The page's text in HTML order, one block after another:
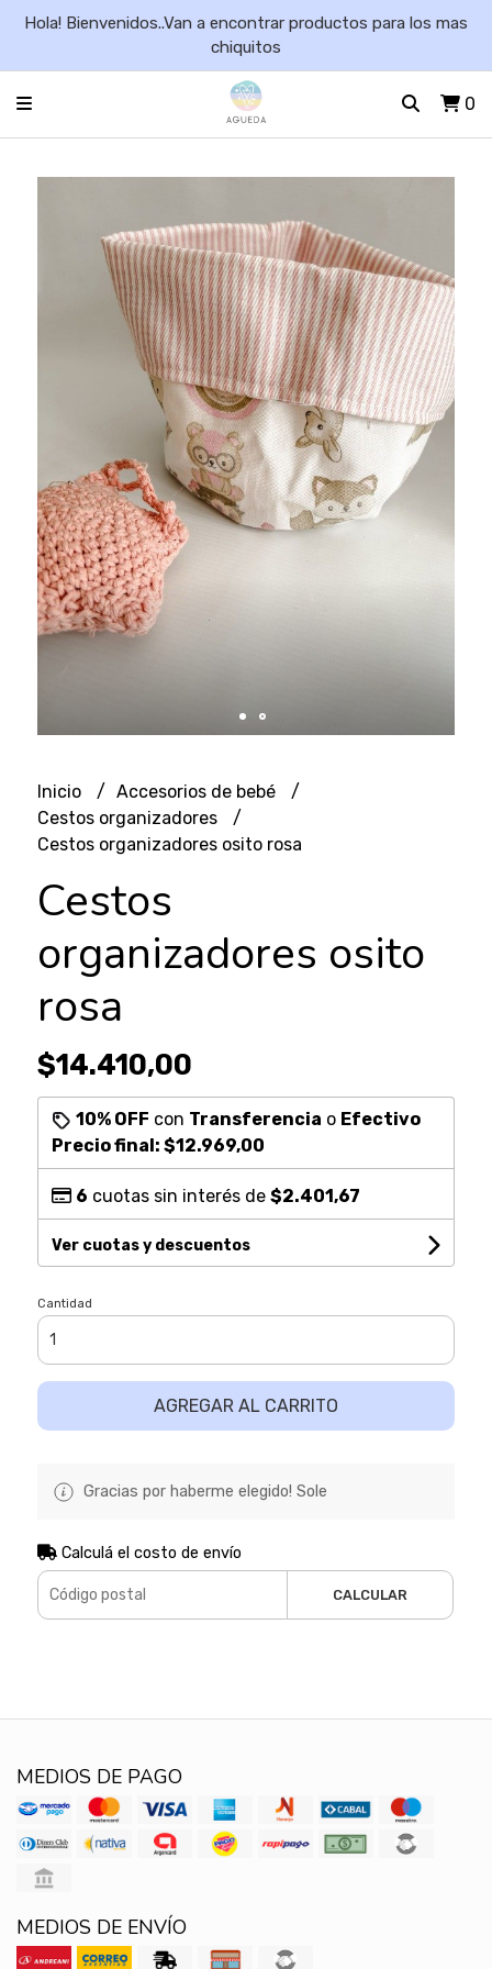
Hola! Bienvenidos..Van a encontrar productos para los mas
chiquitos
0
Inicio
Accesorios de bebé
Cestos organizadores
Cestos organizadores osito rosa
Cestos
organizadores osito
rosa
$14.410,00
10% OFF con Transferencia o Efectivo
Precio final: $12.969,00
6 cuotas sin interés de $2.401,67
Ver cuotas y descuentos
Cantidad
AGREGAR AL CARRITO
Gracias por haberme elegido! Sole
Calculá el costo de envío
CALCULAR
MEDIOS DE PAGO
MEDIOS DE ENVÍO